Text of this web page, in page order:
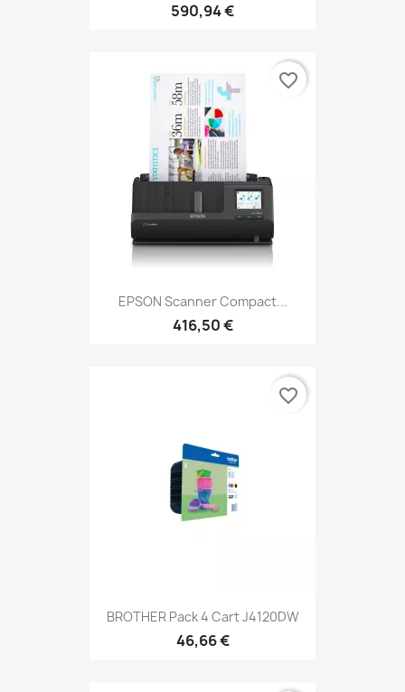
590,94 €
EPSON Scanner Compact...
416,50 €
favorite_border
BROTHER Pack 4 Cart J4120DW
46,66 €
favorite_border